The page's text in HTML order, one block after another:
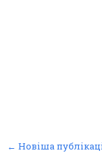
← Новіша